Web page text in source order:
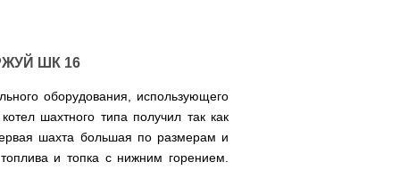
ШК 16
оборудования, использующего
шахтного типа получил так как
шахта большая по размерам и
и топка с нижним горением.